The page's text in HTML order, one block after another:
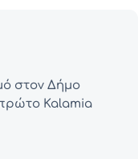
στον Δήμο
Kalamia